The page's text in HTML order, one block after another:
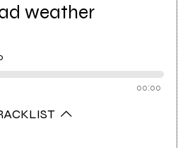
weather
00:00